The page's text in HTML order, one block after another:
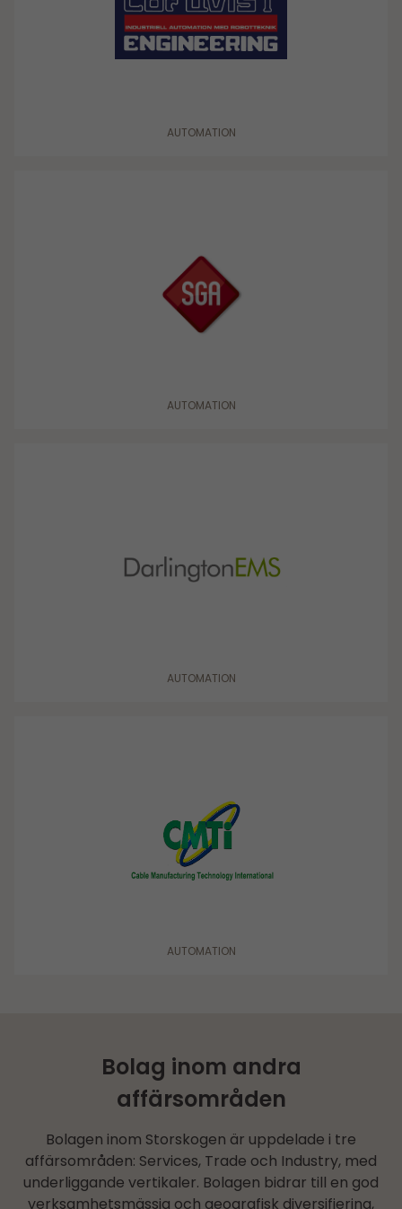
AUTOMATION
AUTOMATION
AUTOMATION
AUTOMATION
Bolag inom andra
affärsområden
Bolagen inom Storskogen är uppdelade i tre
affärsområden: Services, Trade och Industry, med
underliggande vertikaler. Bolagen bidrar till en god
verksamhetsmässig och geografisk diversifiering,